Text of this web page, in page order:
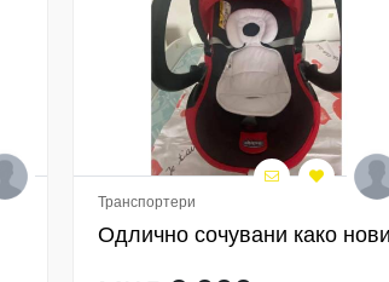
Транспортери
Одлично сочувани како нови